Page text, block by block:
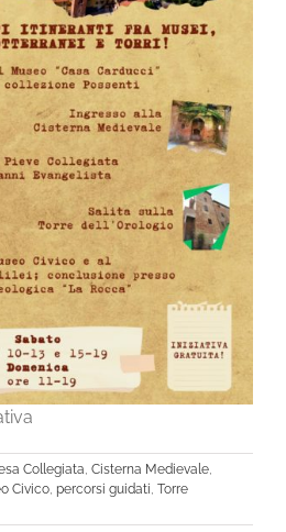
Collegiata Cisterna Medievale
Civico percorsi guidati Torre